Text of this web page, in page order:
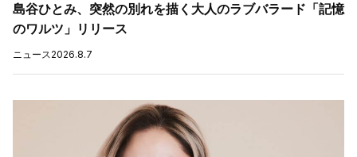
島谷ひとみ、突然の別れを描く大人のラブバラード「記憶
のワルツ」リリース
ニュース2026.8.7